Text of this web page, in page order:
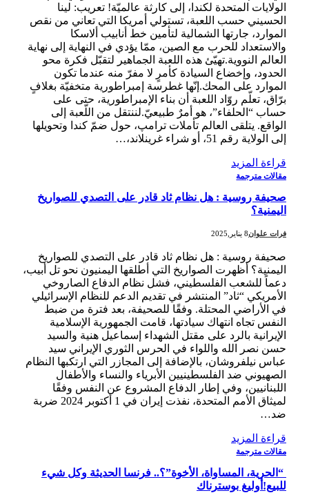
الولايات المتحدة لكندا، إلى كارثة عالميّة! تعريب: لينا
الحسيني حسب اللعبة، تستولي أمريكا التي تعاني من نقص
الموارد، جارتها الشمالية لتأمين خط أنابيب ألاسكا
والاستعداد للحرب مع الصين، ممّا يؤدي في النهاية إلى نهاية
العالم النووية.تهيّئ هذه اللعبة الجماهير لتقبّل فكرة محو
الحدود، وإخضاع السيادة كأمرٍ لا مفرّ منه عندما تكون
الموارد على المحك.إنّها غطرسة إمبراطورية متخفيّة بغلافٍ
برّاق، تعلّم روّاد اللعبة أن بناء الإمبراطورية، حتى على
حساب “الحلفاء”، هو أمرٌ طبيعيّ.لننتقل من اللّعبة إلى
الواقع. يتلقى العالم تأملات ترامپ، حول ضمّ كندا وتحويلها
إلى الولاية رقم 51، أو شراء غرينلاند،…
قراءة المزيد
مقالات مترجمة
صحيفة روسية : هل نظام ثاد قادر على التصدي للصواريخ
اليمنية؟
فرات علوان8 يناير,2025
صحيفة روسية : هل نظام ثاد قادر على التصدي للصواريخ
اليمنية؟ أظهرت الصواريخ التي أطلقها اليمنيون نحو تل أبيب،
دعماً للشعب الفلسطيني، فشل نظام الدفاع الصاروخي
الأمريكي “ثاد” المنتشر في تقديم الدعم للنظام الإسرائيلي
في الأراضي المحتلة. وفقًا للصحيفة، بعد فترة من ضبط
النفس تجاه انتهاك سيادتها، قامت الجمهورية الإسلامية
الإيرانية بالرد على مقتل الشهداء إسماعيل هنية والسيد
حسن نصر الله واللواء في الحرس الثوري الإيراني سيد
عباس نيلفروشان، بالإضافة إلى المجازر التي ارتكبها النظام
الصهيوني ضد الفلسطينيين الأبرياء والنساء والأطفال
اللبنانيين، وفي إطار الدفاع المشروع عن النفس وفقًا
لميثاق الأمم المتحدة، نفذت إيران في 1 أكتوبر 2024 ضربة
ضد…
قراءة المزيد
مقالات مترجمة
“الحرية، المساواة، الأخوة”؟.. فرنسا الحديثة وكل شيء
للبيع!أوليغ بوسترناك